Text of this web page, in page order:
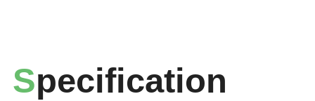
Specification